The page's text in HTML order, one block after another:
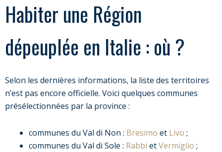
Habiter une Région
dépeuplée en Italie : où ?
Selon les dernières informations, la liste des territoires
n’est pas encore officielle. Voici quelques communes
présélectionnées par la province :
communes du Val di Non : Bresimo et Livo ;
communes du Val di Sole : Rabbi etVermiglio ;